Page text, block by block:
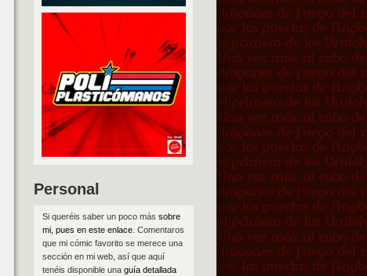
Personal
Si queréis saber un poco más sobre
mi, pues en este enlace. Comentaros
que mi cómic favorito se merece una
sección en mi web, así que aquí
tenéis disponible una guía detallada